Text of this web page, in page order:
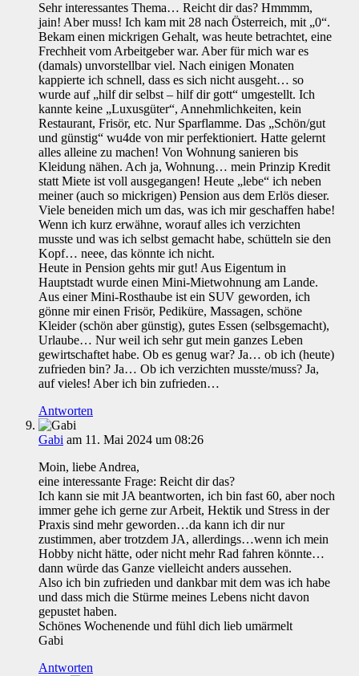
Sehr interessantes Thema… Reicht dir das? Hmmmm,
jain! Aber muss! Ich kam mit 28 nach Österreich, mit „0“.
Bekam einen mickrigen Gehalt, was heute betrachtet, eine
Frechheit vom Arbeitgeber war. Aber für mich war es
(damals) unvorstellbar viel. Nach einigen Monaten
kappierte ich schnell, dass es sich nicht ausgeht… so
wurde auf „hilf dir selbst – hilf dir gott“ umgestellt. Ich
kannte keine „Luxusgüter“, Annehmlichkeiten, kein
Restaurant, Frisör, etc. Nur Sparflamme. Das „Schön/gut
und günstig“ wu4de von mir perfektioniert. Hatte gelernt
alles alleine zu machen! Von Wohnung sanieren bis
Kleidung nähen. Ach ja, Wohnung… mein Prinzip Kredit
statt Miete ist voll ausgegangen! Heute „lebe“ ich neben
meiner (auch so mickrigen) Pension aus dem Erlös dieser.
Viele beneiden mich um das, was ich mir geschaffen habe!
Wenn ich kurz erwähne, worauf alles ich verzichten
musste und was ich selbst gemacht habe, schütteln sie den
Kopf… neee, das könnte ich nicht.
Heute in Pension gehts mir gut! Aus Eigentum in
Hauptstadt wurde einen Mini-Mietwohnung am Lande.
Aus einer Mini-Rosthaube ist ein SUV geworden, ich
gönne mir einen Frisör, Pediküre, Massagen, schöne
Kleider (schön aber günstig), gutes Essen (selbsgemacht),
Urlaube… Nur weil ich sehr gut mein ganzes Leben
gewirtschaftet habe. Ob es genug war? Ja… ob ich (heute)
zufrieden bin? Ja… Ob ich verzichten musste/muss? Ja,
auf vieles! Aber ich bin zufrieden…
Antworten
Gabi am 11. Mai 2024 um 08:26
Moin, liebe Andrea,
eine interessante Frage: Reicht dir das?
Ich kann sie mit JA beantworten, ich bin fast 60, aber noch
immer gehe ich gerne zur Arbeit, Hektik und Stress in der
Praxis sind mehr geworden…da kann ich dir nur
zustimmen, aber trotzdem JA, allerdings…wenn ich mein
Hobby nicht hätte, oder nicht mehr Rad fahren könnte…
dann würde das Ganze vielleicht anders aussehen.
Also ich bin zufrieden und dankbar mit dem was ich habe
und dass mich die Stürme meines Lebens nicht davon
gepustet haben.
Schönes Wochenende und fühl dich lieb umärmelt
Gabi
Antworten